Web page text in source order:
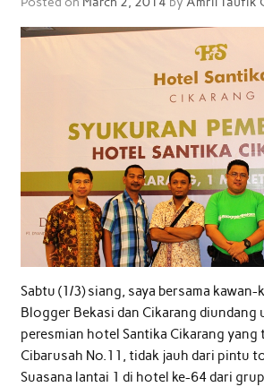
Sabtu (1/3) siang, saya bersama
Blogger Bekasi dan Cikarang diundang
peresmian hotel Santika Cikarang yang
Cibarusah No.11, tidak jauh dari pintu
Suasana lantai 1 di hotel ke-64 dari grup